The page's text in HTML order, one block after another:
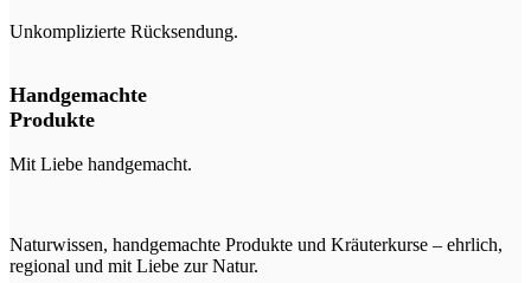
Unkomplizierte Rücksendung.
Handgemachte
Produkte
Mit Liebe handgemacht.
Naturwissen, handgemachte Produkte und Kräuterkurse – ehrlich,
regional und mit Liebe zur Natur.